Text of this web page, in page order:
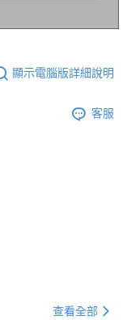
顯示電腦版詳細說明
客服
查看全部